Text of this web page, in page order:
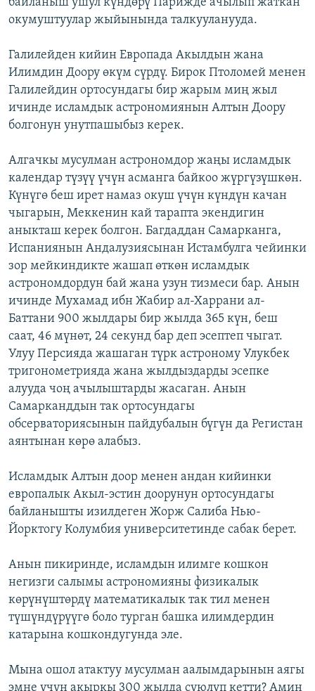
окумуштуулар жыйынында талкууланууда.
Галилейден кийин Европада Акылдын жана
Илимдин Доору өкүм сүрдү. Бирок Птоломей менен
Галилейдин ортосундагы бир жарым миң жыл
ичинде исламдык астрономиянын Алтын Доору
болгонун унутпашыбыз керек.
Алгачкы мусулман астрономдор жаңы исламдык
календар түзүү үчүн асманга байкоо жүргүзүшкөн.
Күнүгө беш ирет намаз окуш үчүн күндүн качан
чыгарын, Меккенин кай тарапта экендигин
аныкташ керек болгон. Багдаддан Самарканга,
Испаниянын Андалузиясынан Истамбулга чейинки
зор мейкиндикте жашап өткөн исламдык
астрономдордун бай жана узун тизмеси бар. Анын
ичинде Мухамад ибн Жабир ал-Харрани ал-
Баттани 900 жылдары бир жылда 365 күн, беш
саат, 46 мүнөт, 24 секунд бар деп эсептеп чыгат.
Улуу Персияда жашаган түрк астроному Улукбек
тригонометрияда жана жылдыздарды эсепке
алууда чоң ачылыштарды жасаган. Анын
Самарканддын так ортосундагы
обсерваториясынын пайдубалын бүгүн да Регистан
аянтынан көрө алабыз.
Исламдык Алтын доор менен андан кийинки
европалык Акыл-эстин доорунун ортосундагы
байланышты изилдеген Жорж Салиба Нью-
Йорктогу Колумбия университетинде сабак берет.
Анын пикиринде, исламдын илимге кошкон
негизги салымы астрономияны физикалык
көрүнүштөрдү математикалык так тил менен
түшүндүрүүгө боло турган башка илимдердин
катарына кошкондугунда эле.
Мына ошол атактуу мусулман аалымдарынын аягы
эмне үчүн акыркы 300 жылда суюлуп кетти? Амин